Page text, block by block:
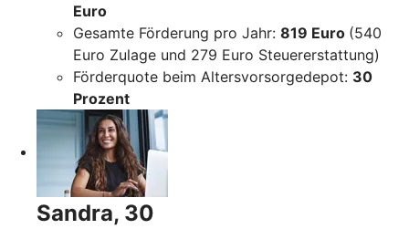
Euro
Gesamte Förderung pro Jahr: 819 Euro (540
Euro Zulage und 279 Euro Steuererstattung)
Förderquote beim Altersvorsorgedepot: 30
Prozent
Sandra, 30